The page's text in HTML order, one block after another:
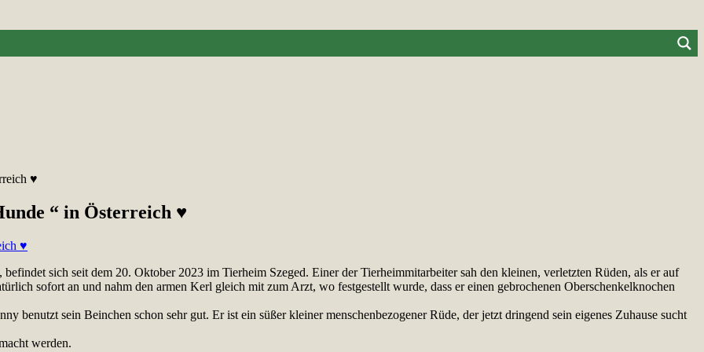
♥
“ in Österreich ♥
befindet sich seit dem 20. Oktober 2023 im Tierheim Szeged. Einer der Tierheimmitarbeiter sah den kleinen, verletzten Rüden, als er auf
sofort an und nahm den armen Kerl gleich mit zum Arzt, wo festgestellt wurde, dass er einen gebrochenen Oberschenkelknochen
benutzt sein Beinchen schon sehr gut. Er ist ein süßer kleiner menschenbezogener Rüde, der jetzt dringend sein eigenes Zuhause sucht
werden.